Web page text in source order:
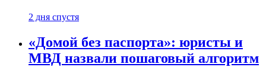
2 дня спустя
«Домой без паспорта»: юристы и
МВД назвали пошаговый алгоритм